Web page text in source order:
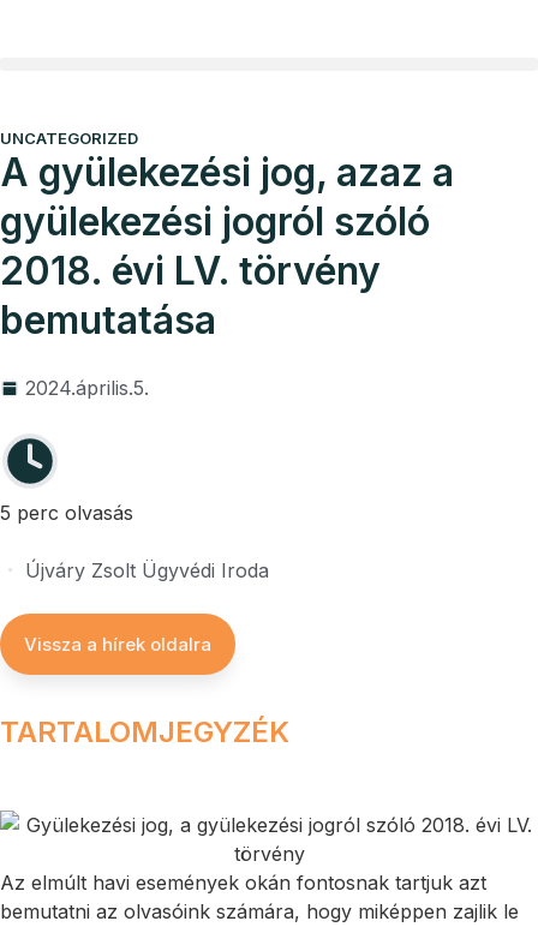
UNCATEGORIZED
A gyülekezési jog, azaz a
gyülekezési jogról szóló
2018. évi LV. törvény
bemutatása
2024.április.5.
5 perc olvasás
Újváry Zsolt Ügyvédi Iroda
Vissza a hírek oldalra
TARTALOMJEGYZÉK
Az elmúlt havi események okán fontosnak tartjuk azt
bemutatni az olvasóink számára, hogy miképpen zajlik le